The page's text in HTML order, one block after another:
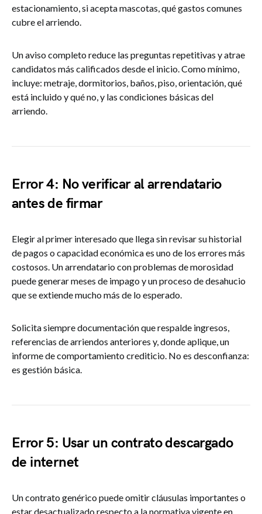
estacionamiento, si acepta mascotas, qué gastos comunes
cubre el arriendo.
Un aviso completo reduce las preguntas repetitivas y atrae
candidatos más calificados desde el inicio. Como mínimo,
incluye: metraje, dormitorios, baños, piso, orientación, qué
está incluido y qué no, y las condiciones básicas del
arriendo.
Error 4: No verificar al arrendatario
antes de firmar
Elegir al primer interesado que llega sin revisar su historial
de pagos o capacidad económica es uno de los errores más
costosos. Un arrendatario con problemas de morosidad
puede generar meses de impago y un proceso de desahucio
que se extiende mucho más de lo esperado.
Solicita siempre documentación que respalde ingresos,
referencias de arriendos anteriores y, donde aplique, un
informe de comportamiento crediticio. No es desconfianza:
es gestión básica.
Error 5: Usar un contrato descargado
de internet
Un contrato genérico puede omitir cláusulas importantes o
estar desactualizado respecto a la normativa vigente en